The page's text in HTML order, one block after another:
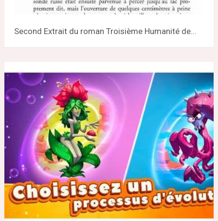
Second Extrait du roman Troisième Humanité de...